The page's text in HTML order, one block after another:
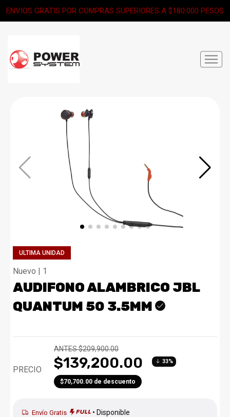
ENVIOS GRATIS POR COMPRAS SUPERIORES A $180.000 PESOS
ULTIMA UNIDAD
Nuevo | 1
AUDIFONO ALAMBRICO JBL
QUANTUM 50 3.5MM
PRECIO
ANTES $209,900.00
$139,200.00
$70,700.00 de descuento
33%
Envío Gratis • Disponible